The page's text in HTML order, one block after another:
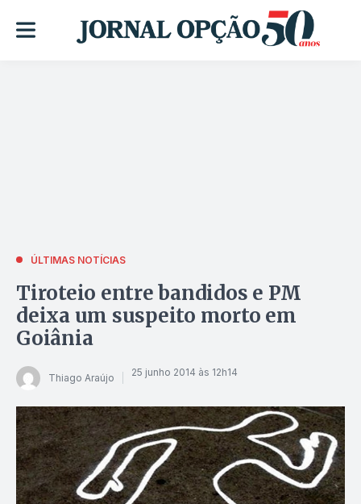
ÚLTIMAS NOTÍCIAS
Tiroteio entre bandidos e PM
deixa um suspeito morto em
Goiânia
Thiago Araújo 25 junho 2014 às 12h14